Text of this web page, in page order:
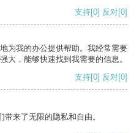
支持[0] 反对[0]
为我的办公提供帮助。我经常需要
大，能够快速找到我需要的信息。
支持[0] 反对[0]
来了无限的隐私和自由。